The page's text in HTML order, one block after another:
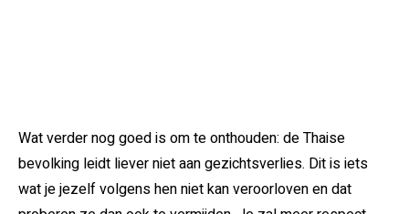
Wat verder nog goed is om te onthouden: de Thaise
bevolking leidt liever niet aan gezichtsverlies. Dit is iets
wat je jezelf volgens hen niet kan veroorloven en dat